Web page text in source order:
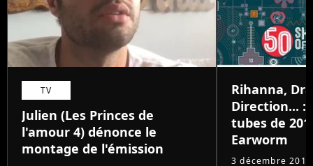
TV
Julien (Les Princes de
l'amour 4) dénonce le
montage de l'émission
Rihanna,
Direction... :
tubes de
Earworm
3 décembre 2015